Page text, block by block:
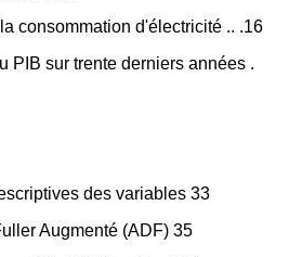
consommation d'électricité .. .16
PIB sur trente derniers années .
des variables 33
Augmenté (ADF) 35